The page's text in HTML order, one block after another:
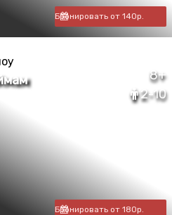
Бронировать от 140р.
8+
2-10
Бронировать от 180р.